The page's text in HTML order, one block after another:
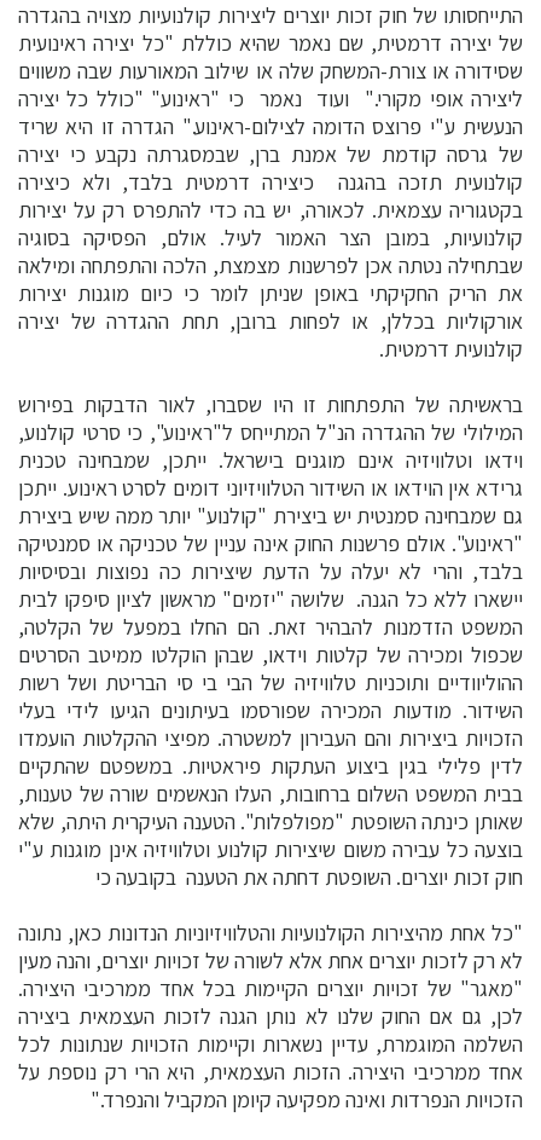
התייחסותו של חוק זכות יוצרים ליצירות קולנועיות מצויה בהגדרה
של יצירה דרמטית, שם נאמר שהיא כוללת "כל יצירה ראינועית
שסידורה או צורת-המשחק שלה או שילוב המאורעות שבה משווים
ליצירה אופי מקורי." ועוד נאמר כי "ראינוע" "כולל כל יצירה
הנעשית ע"י פרוצס הדומה לצילום-ראינוע." הגדרה זו היא שריד
של גרסה קודמת של אמנת ברן, שבמסגרתה נקבע כי יצירה
קולנועית תזכה בהגנה כיצירה דרמטית בלבד, ולא כיצירה
בקטגוריה עצמאית. לכאורה, יש בה כדי להתפרס רק על יצירות
קולנועיות, במובן הצר האמור לעיל. אולם, הפסיקה בסוגיה
שבתחילה נטתה אכן לפרשנות מצמצת, הלכה והתפתחה ומילאה
את הריק החקיקתי באופן שניתן לומר כי כיום מוגנות יצירות
אורקוליות בכללן, או לפחות ברובן, תחת ההגדרה של יצירה
קולנועית דרמטית.
בראשיתה של התפתחות זו היו שסברו, לאור הדבקות בפירוש
המילולי של ההגדרה הנ"ל המתייחס ל"ראינוע", כי סרטי קולנוע,
וידאו וטלוויזיה אינם מוגנים בישראל. ייתכן, שמבחינה טכנית
גרידא אין הוידאו או השידור הטלוויזיוני דומים לסרט ראינוע. ייתכן
גם שמבחינה סמנטית יש ביצירת "קולנוע" יותר ממה שיש ביצירת
"ראינוע". אולם פרשנות החוק אינה עניין של טכניקה או סמנטיקה
בלבד, והרי לא יעלה על הדעת שיצירות כה נפוצות ובסיסיות
יישארו ללא כל הגנה. שלושה "יזמים" מראשון לציון סיפקו לבית
המשפט הזדמנות להבהיר זאת. הם החלו במפעל של הקלטה,
שכפול ומכירה של קלטות וידאו, שבהן הוקלטו ממיטב הסרטים
ההוליוודיים ותוכניות טלוויזיה של הבי בי סי הבריטת ושל רשות
השידור. מודעות המכירה שפורסמו בעיתונים הגיעו לידי בעלי
הזכויות ביצירות והם העבירון למשטרה. מפיצי ההקלטות הועמדו
לדין פלילי בגין ביצוע העתקות פיראטיות. במשפטם שהתקיים
בבית המשפט השלום ברחובות, העלו הנאשמים שורה של טענות,
שאותן כינתה השופטת "מפולפלות". הטענה העיקרית היתה, שלא
בוצעה כל עבירה משום שיצירות קולנוע וטלוויזיה אינן מוגנות ע"י
חוק זכות יוצרים. השופטת דחתה את הטענה בקובעה כי
"כל אחת מהיצירות הקולנועיות והטלוויזיוניות הנדונות כאן, נתונה
לא רק לזכות יוצרים אחת אלא לשורה של זכויות יוצרים, והנה מעין
"מאגר" של זכויות יוצרים הקיימות בכל אחד ממרכיבי היצירה.
לכן, גם אם החוק שלנו לא נותן הגנה לזכות העצמאית ביצירה
השלמה המוגמרת, עדיין נשארות וקיימות הזכויות שנתונות לכל
אחד ממרכיבי היצירה. הזכות העצמאית, היא הרי רק נוספת על
הזכויות הנפרדות ואינה מפקיעה קיומן המקביל והנפרד."